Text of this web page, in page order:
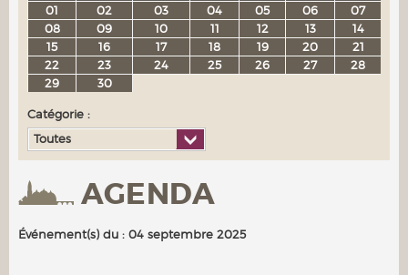
AGENDA
Événement(s) du : 04 septembre 2025
01
02 03 04 05 06
07
08
09 10 11 12 13
14
15
16 17 18 19 20
21
22
23 24 25 26 27
28
29
30
Catégorie :
Toutes